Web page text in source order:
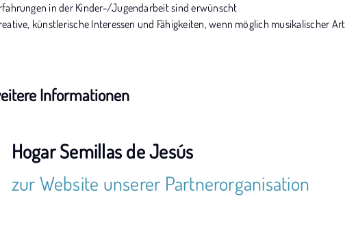
in der Kinder-/Jugendarbeit sind erwünscht
künstlerische Interessen und Fähigkeiten, wenn möglich musikalischer Art
Informationen
Hogar Semillas de Jesús
zur Website unserer Partnerorganisation